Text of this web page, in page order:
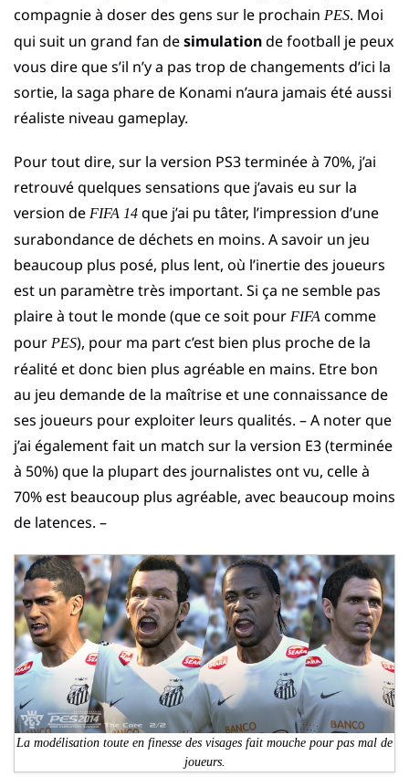
compagnie à doser des gens sur le prochain PES. Moi
qui suit un grand fan desimulationde football je peux
vous dire que s’il n’y a pas trop de changements d’ici la
sortie, la saga phare de Konami n’aura jamais été aussi
réaliste niveau gameplay.
Pour tout dire, sur la version PS3 terminée à 70%, j’ai
retrouvé quelques sensations que j’avais eu sur la
version de FIFA 14 que j’ai pu tâter, l’impression d’une
surabondance de déchets en moins. A savoir un jeu
beaucoup plus posé, plus lent, où l’inertie des joueurs
est un paramètre très important. Si ça ne semble pas
plaire à tout le monde (que ce soit pour FIFA comme
pour PES), pour ma part c’est bien plus proche de la
réalité et donc bien plus agréable en mains. Etre bon
au jeu demande de la maîtrise et une connaissance de
ses joueurs pour exploiter leurs qualités. – A noter que
j’ai également fait un match sur la version E3 (terminée
à 50%) que la plupart des journalistes ont vu, celle à
70% est beaucoup plus agréable, avec beaucoup moins
de latences. –
La modélisation toute en finesse des visages fait mouche pour pas mal de
joueurs.